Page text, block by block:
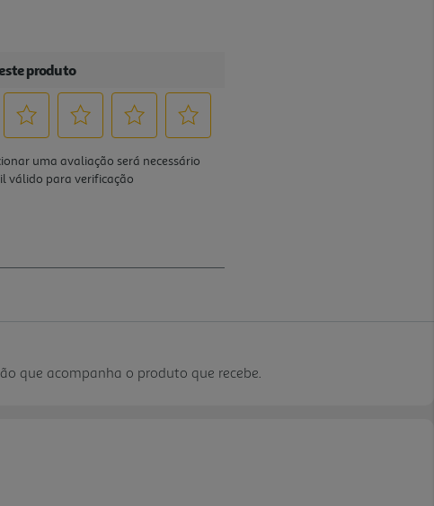
que acompanha o produto que recebe.